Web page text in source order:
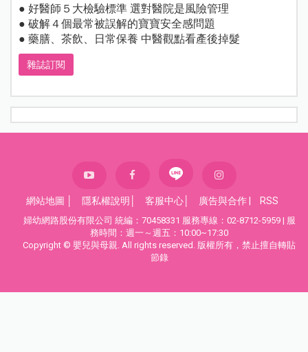
● 好醫師５大檢驗標準 選對醫院是風險管理
● 破解４個最常被誤解的寶寶安全感問題
● 藥膳、茶飲、日常保養 中醫觀點看產後掉髮
雜誌訂閱
網站地圖 隱私權說明 客服中心 廣告與合作 RSS
婦幼網路股份有限公司 統編：70458331 服務專線：02-8712-5959 | 服
務時間：週一～週五：10:00~17:30
Copyright © 嬰兒與母親. All rights reserved. 版權所有，禁止擅自轉貼
節錄